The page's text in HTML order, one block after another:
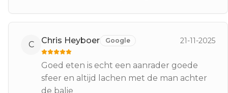
C Chris Heyboer Google 21-11-2025
Goed eten is echt een aanrader goede
sfeer en altijd lachen met de man achter
de balie